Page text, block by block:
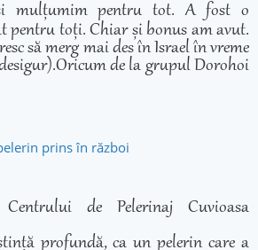
mulțumim pentru tot. A fost o
pentru toți. Chiar și bonus am avut.
să merg mai des în Israel în vreme
de la grupul Dorohoi
prins în război
de Pelerinaj Cuvioasa
profundă, ca un pelerin care a